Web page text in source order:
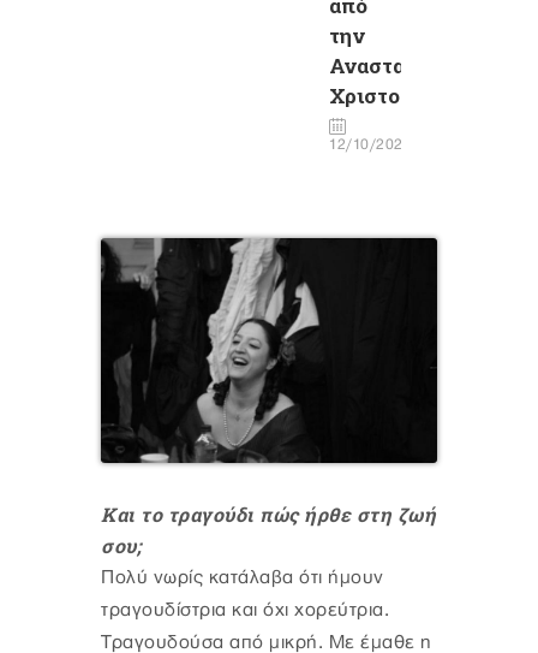
από
την
Αναστασία
Χριστοφιλάκη
12/10/2020
Και το τραγούδι πώς ήρθε στη ζωή
σου;
Πολύ νωρίς κατάλαβα ότι ήμουν
τραγουδίστρια και όχι χορεύτρια.
Τραγουδούσα από μικρή. Με έμαθε η